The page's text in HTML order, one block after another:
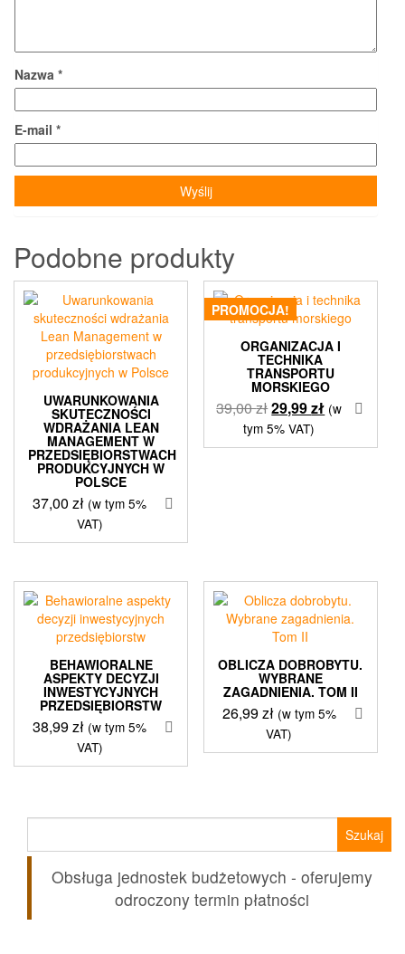
Nazwa *
E-mail *
Podobne produkty
UWARUNKOWANIA
SKUTECZNOŚCI
WDRAŻANIA LEAN
MANAGEMENT W
PRZEDSIĘBIORSTWACH
PRODUKCYJNYCH W
POLSCE
37,00zł (w tym 5%
VAT)
PROMOCJA!
ORGANIZACJA I
TECHNIKA
TRANSPORTU
MORSKIEGO
39,00złPierwotna
cena
wynosiła:
29,99złAktualna
wynosi:
(w
tym 5% VAT)
BEHAWIORALNE
ASPEKTY DECYZJI
INWESTYCYJNYCH
PRZEDSIĘBIORSTW
38,99zł (w tym 5%
VAT)
OBLICZA DOBROBYTU.
WYBRANE
ZAGADNIENIA. TOM II
26,99zł (w tym 5%
VAT)
Obsługa jednostek budżetowych - oferujemy
odroczony termin płatności